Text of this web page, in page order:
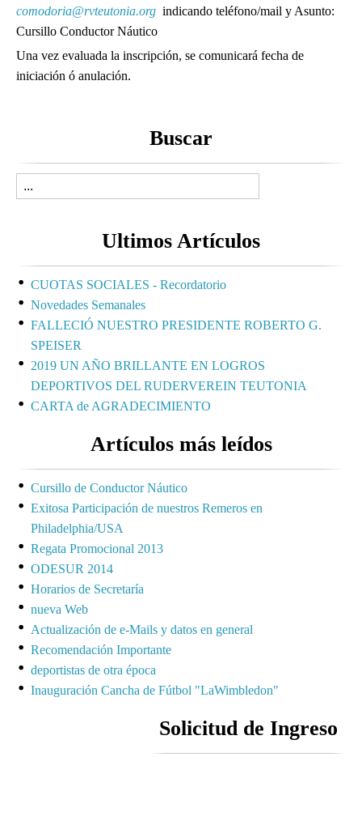
comodoria@rvteutonia.org indicando teléfono/mail y Asunto:
Cursillo Conductor Náutico
Una vez evaluada la inscripción, se comunicará fecha de
iniciación ó anulación.
Buscar
Ultimos Artículos
CUOTAS SOCIALES - Recordatorio
Novedades Semanales
FALLECIÓ NUESTRO PRESIDENTE ROBERTO G.
SPEISER
2019 UN AÑO BRILLANTE EN LOGROS
DEPORTIVOS DEL RUDERVEREIN TEUTONIA
CARTA de AGRADECIMIENTO
Artículos más leídos
Cursillo de Conductor Náutico
Exitosa Participación de nuestros Remeros en
Philadelphia/USA
Regata Promocional 2013
ODESUR 2014
Horarios de Secretaría
nueva Web
Actualización de e-Mails y datos en general
Recomendación Importante
deportistas de otra época
Inauguración Cancha de Fútbol "LaWimbledon"
Solicitud de Ingreso